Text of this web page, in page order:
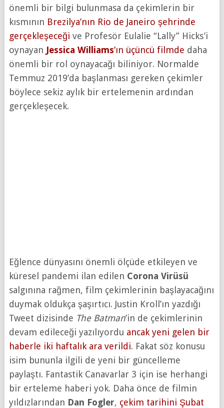
önemli bir bilgi bulunmasa da çekimlerin bir
kısmının Brezilya’nın Rio de Janeiro şehrinde
gerçekleşeceği ve Profesör Eulalie “Lally” Hicks’i
oynayan Jessica Williams’ın üçüncü filmde daha
önemli bir rol oynayacağı biliniyor. Normalde
Temmuz 2019’da başlanması gereken çekimler
böylece sekiz aylık bir ertelemenin ardından
gerçekleşecek.
Eğlence dünyasını önemli ölçüde etkileyen ve
küresel pandemi ilan edilen Corona Virüsü
salgınına rağmen, film çekimlerinin başlayacağını
duymak oldukça şaşırtıcı. Justin Kroll’ın yazdığı
Tweet dizisinde The Batman’in de çekimlerinin
devam edileceği yazılıyordu ancak yeni gelen bir
haberle iki haftalık ara verildi. Fakat söz konusu
isim bununla ilgili de yeni bir güncelleme
paylaştı. Fantastik Canavarlar 3 için ise herhangi
bir erteleme haberi yok. Daha önce de filmin
yıldızlarından Dan Fogler, çekim tarihini Şubat